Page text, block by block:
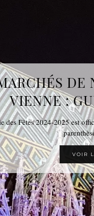
DE
VIENNE :
des Fêtes 2024-2025 est
VOIR